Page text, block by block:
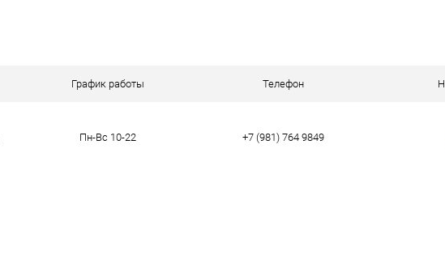
График работы Телефон
Пн-Вс 10-22 +7 (981) 764 9849